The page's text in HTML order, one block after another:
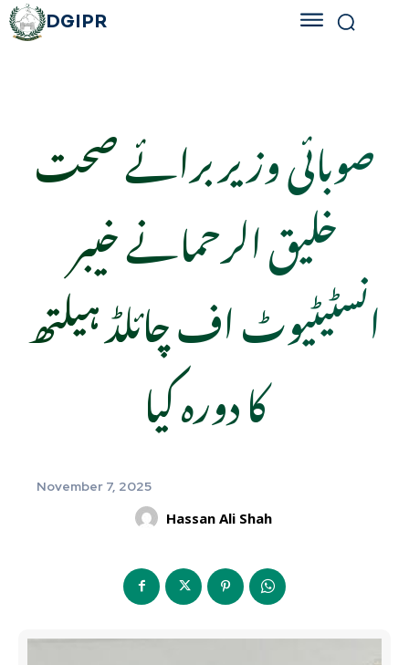
DGIPR
صوبائی وزیر برائے صحت
خلیق الرحمانے خیبر
انسٹیٹیوٹ اف چائلڈ ہیلتھ
کا دورہ کیا
November 7, 2025
Hassan Ali Shah